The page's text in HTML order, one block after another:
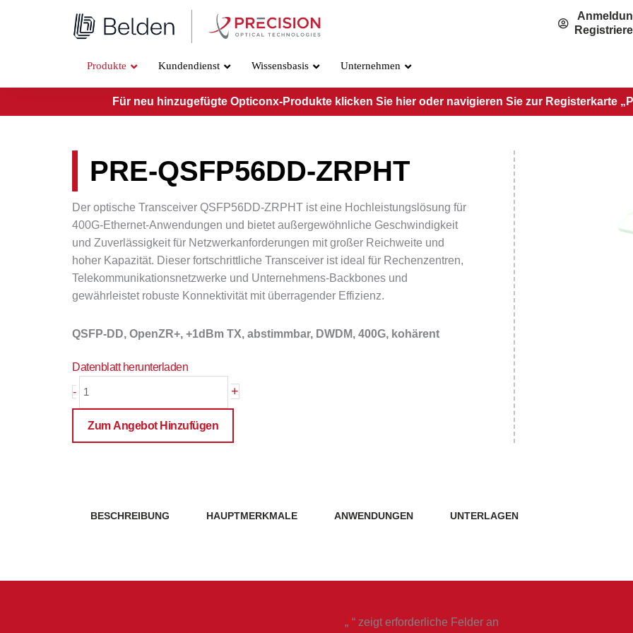
Produkte
QSFP-DD (400G) Standard
PRE-QSFP56DD-SR4.2
PRE-QSFP56DD-SR8
PRE-QSFP56DD-LR4
PRE-QSFP56DD-4LR1
PRE-QSFP56DD-DR4
PRE-QSFP56DD-DR4+
PRE-QSFP56DD-FR4
PRE-QSFP56DD-VR4
PRE-QSFP56DD-ER4-30
PRE-
PRE-
Kundendienst Wissensbasis Unternehmen
Für neu hinzugefügte Opticonx-Produkte klicken Sie hier oder navigieren Sie zur Registerkarte
PRE-QSFP56DD-ZRPHT
Der optische Transceiver QSFP56DD-ZRPHT ist eine Hochleistungslösung für
400G-Ethernet-Anwendungen und bietet außergewöhnliche Geschwindigkeit
und Zuverlässigkeit für Netzwerkanforderungen mit großer Reichweite und
hoher Kapazität. Dieser fortschrittliche Transceiver ist ideal für Rechenzentren,
Telekommunikationsnetzwerke und Unternehmens-Backbones und
gewährleistet robuste Konnektivität mit überragender Effizienz.
QSFP-DD, OpenZR+, +1dBm TX, abstimmbar, DWDM, 400G, kohärent
Datenblatt herunterladen
-
ZRPHT
+
Zum Angebot Hinzufügen
BESCHREIBUNG HAUPTMERKMALE ANWENDUNGEN UNTERLAGEN
„*“ zeigt erforderliche Felder an